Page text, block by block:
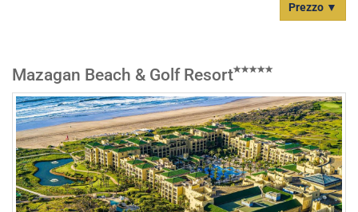
Prezzo ▼
Mazagan Beach & Golf Resort